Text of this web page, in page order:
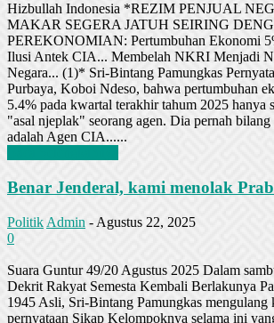
Hizbullah Indonesia *REZIM PENJUAL
MAKAR SEGERA JATUH SEIRING
PEREKONOMIAN: Pertumbuhan Ekonomi
Ilusi Antek CIA... Membelah NKRI Menjadi
Negara... (1)* Sri-Bintang Pamungkas
Purbaya, Koboi Ndeso, bahwa pertumbuhan
5.4% pada kwartal terakhir tahum 2025 hanya
"asal njeplak" seorang agen. Dia pernah
adalah Agen CIA......
Benar Jenderal, kami menolak
Politik Admin - Agustus 22, 2025
0
Suara Guntur 49/20 Agustus 2025 Dalam
Dekrit Rakyat Semesta Kembali Berlakunya
1945 Asli, Sri-Bintang Pamungkas mengulang
pernyataan Sikap Kelompoknya selama ini